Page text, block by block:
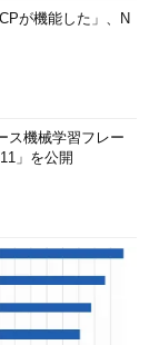
が機能した」、N
ス機械学習フレー
」を公開